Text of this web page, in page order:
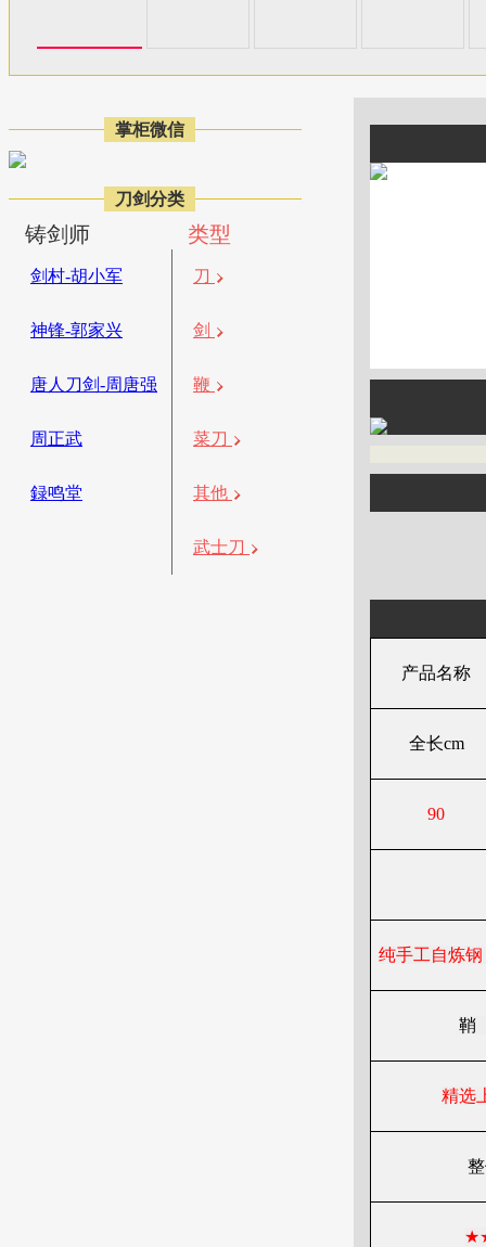
产品名称
全长cm
90
纯手工自炼
鞘
精选
掌柜微信
刀剑分类
铸剑师
剑村-胡小军
神锋-郭家兴
唐人刀剑-周唐强
周正武
録鸣堂
类型
刀
剑
鞭
菜刀
其他
武士刀